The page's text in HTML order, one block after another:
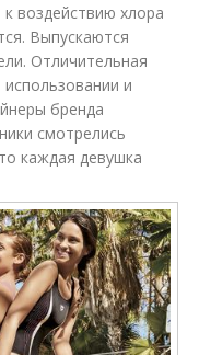
воздействию хлора
Выпускаются
Отличительная
и
бренда
смотрелись
каждая девушка